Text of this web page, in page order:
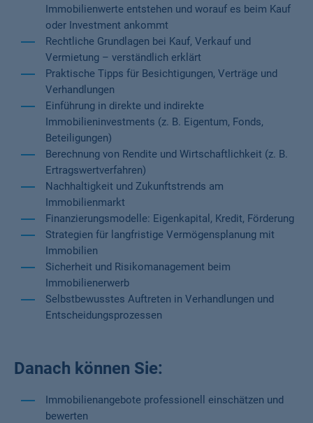
Immobilienwerte entstehen und worauf es beim Kauf
oder Investment ankommt
Rechtliche Grundlagen bei Kauf, Verkauf und
Vermietung – verständlich erklärt
Praktische Tipps für Besichtigungen, Verträge und
Verhandlungen
Einführung in direkte und indirekte
Immobilieninvestments (z. B. Eigentum, Fonds,
Beteiligungen)
Berechnung von Rendite und Wirtschaftlichkeit (z. B.
Ertragswertverfahren)
Nachhaltigkeit und Zukunftstrends am
Immobilienmarkt
Finanzierungsmodelle: Eigenkapital, Kredit, Förderung
Strategien für langfristige Vermögensplanung mit
Immobilien
Sicherheit und Risikomanagement beim
Immobilienerwerb
Selbstbewusstes Auftreten in Verhandlungen und
Entscheidungsprozessen
Danach können Sie:
Immobilienangebote professionell einschätzen und
bewerten